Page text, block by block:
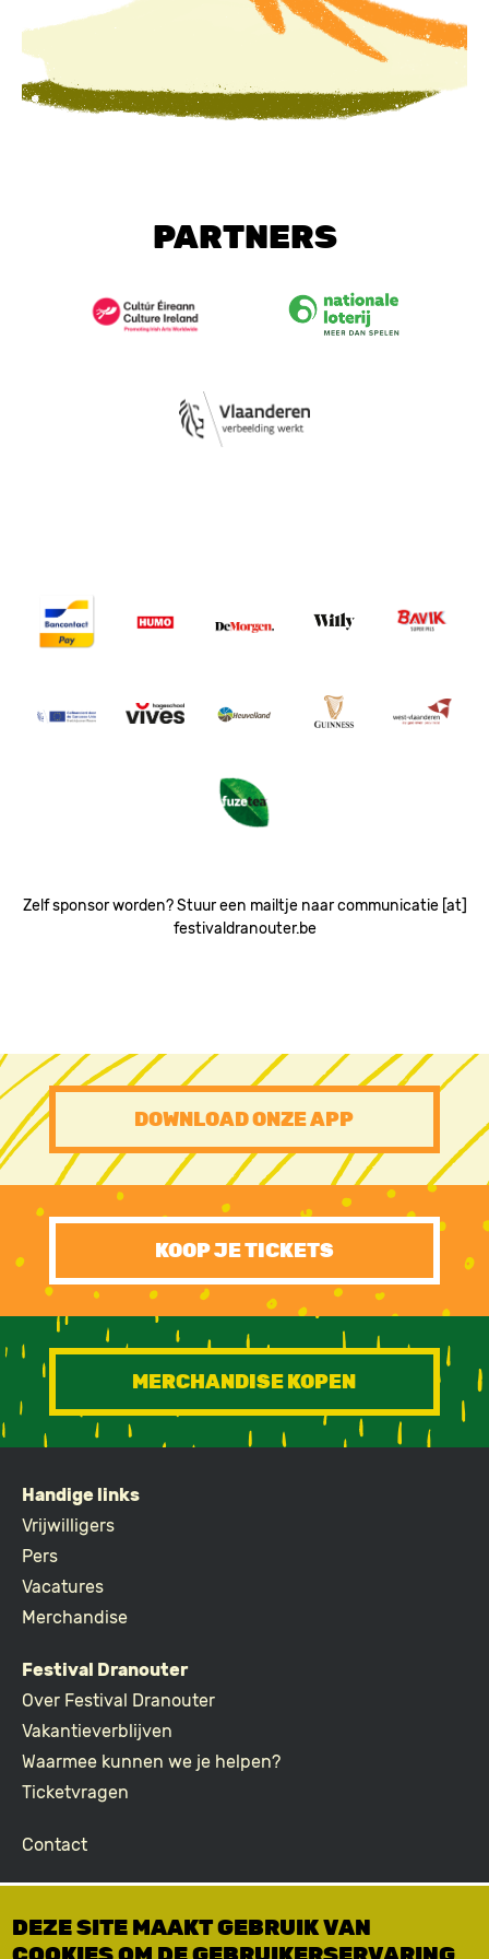
PARTNERS
Image Image
Image
Image
Image Image Image Image
Image Image Image Image Image
Image
Zelf sponsor worden? Stuur een mailtje naar communicatie [at]
festivaldranouter.be
PRE
FOOTER
CTA
DOWNLOAD ONZE APP
KOOP JE TICKETS
MERCHANDISE KOPEN
FOOTER
Handige links
Vrijwilligers
Pers
Vacatures
Merchandise
Festival Dranouter
Over Festival Dranouter
Vakantieverblijven
Waarmee kunnen we je helpen?
Ticketvragen
Contact
Podcast
DEZE SITE MAAKT GEBRUIK VAN